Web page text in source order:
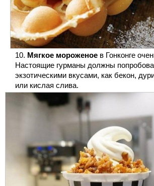
Мягкое мороженое в Гонконге
Настоящие гурманы должны
экзотическими вкусами, как бекон,
или кислая слива.